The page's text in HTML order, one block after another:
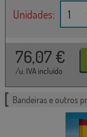
Unidades:
76,07 €
/u. IVA incluído
Bandeiras e outros